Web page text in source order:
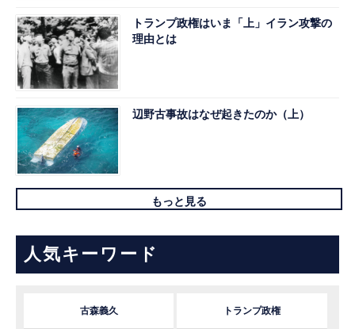
トランプ政権はいま「上」イラン攻撃の
理由とは
辺野古事故はなぜ起きたのか（上）
もっと見る
人気キーワード
古森義久 トランプ政権